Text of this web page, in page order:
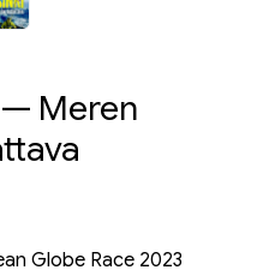
Meren
Globe Race 2023